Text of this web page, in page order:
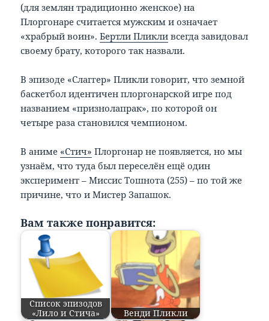
(для землян традиционно женское) на
Плоргонаре считается мужским и означает
«храбрый воин».Бертли Пликли всегда завидовал
своему брату, которого так назвали.
В эпизоде «Слаггер» Пликли говорит, что земной
баскетбол идентичен плоргонарской игре под
названием «признолапрак», по которой он
четыре раза становился чемпионом.
В аниме «Стич» Плоргонар не появляется, но мы
узнаём, что туда был переселён ещё один
эксперимент – Миссис Тошнота (255) – по той же
причине, что и Мистер Запашок.
Вам также понравится:
Список эпизодов
«Лило и Стича»
Венди Пликли